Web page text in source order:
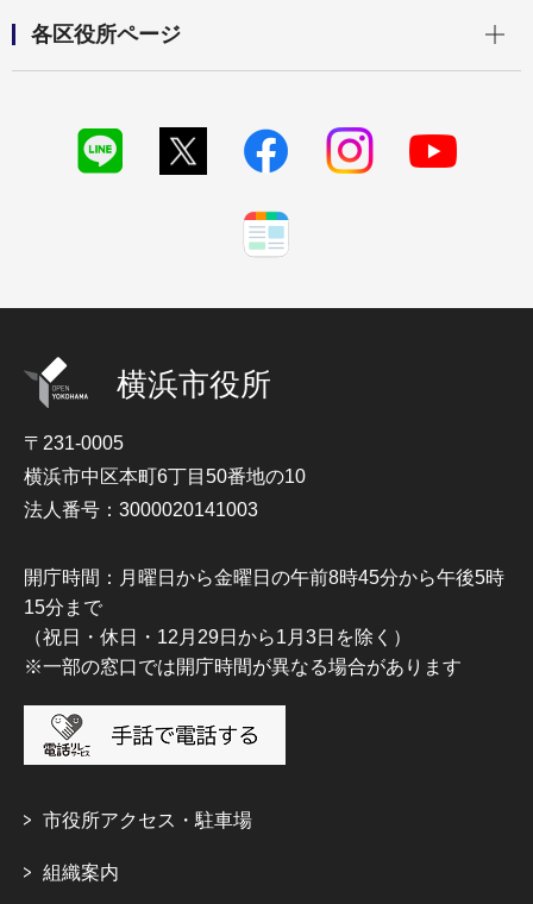
各区役所ページ
横浜市役所
〒231-0005
横浜市中区本町6丁目50番地の10
法人番号：3000020141003
開庁時間：月曜日から金曜日の午前8時45分から午後5時
15分まで
（祝日・休日・12月29日から1月3日を除く）
※一部の窓口では開庁時間が異なる場合があります
市役所アクセス・駐車場
組織案内